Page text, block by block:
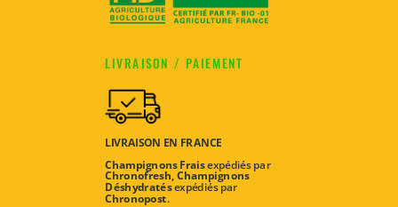
LIVRAISON / PAIEMENT
LIVRAISON EN FRANCE
Champignons Fraisexpédiés par
Chronofresh,Champignons
Déshydratésexpédiés par
Chronopost.